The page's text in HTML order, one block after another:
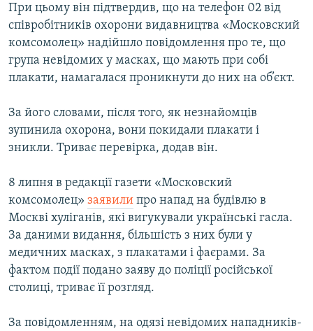
Усі сайти RFE/RL
При цьому він підтвердив, що на телефон 02 від
співробітників охорони видавництва «Московский
комсомолец» надійшло повідомлення про те, що
група невідомих у масках, що мають при собі
плакати, намагалася проникнути до них на об’єкт.
За його словами, після того, як незнайомців
зупинила охорона, вони покидали плакати і
зникли. Триває перевірка, додав він.
8 липня в редакції газети «Московский
комсомолец» заявили про напад на будівлю в
Москві хуліганів, які вигукували українські гасла.
За даними видання, більшість з них були у
медичних масках, з плакатами і фаєрами. За
фактом події подано заяву до поліції російської
столиці, триває її розгляд.
За повідомленням, на одязі невідомих нападників-